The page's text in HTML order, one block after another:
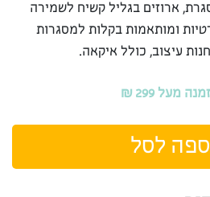
ארוזים בגליל קשיח לשמירה
ומותאמות בקלות למסגרות
עיצוב, כולל איקאה.
מעל 299 ₪
לסל